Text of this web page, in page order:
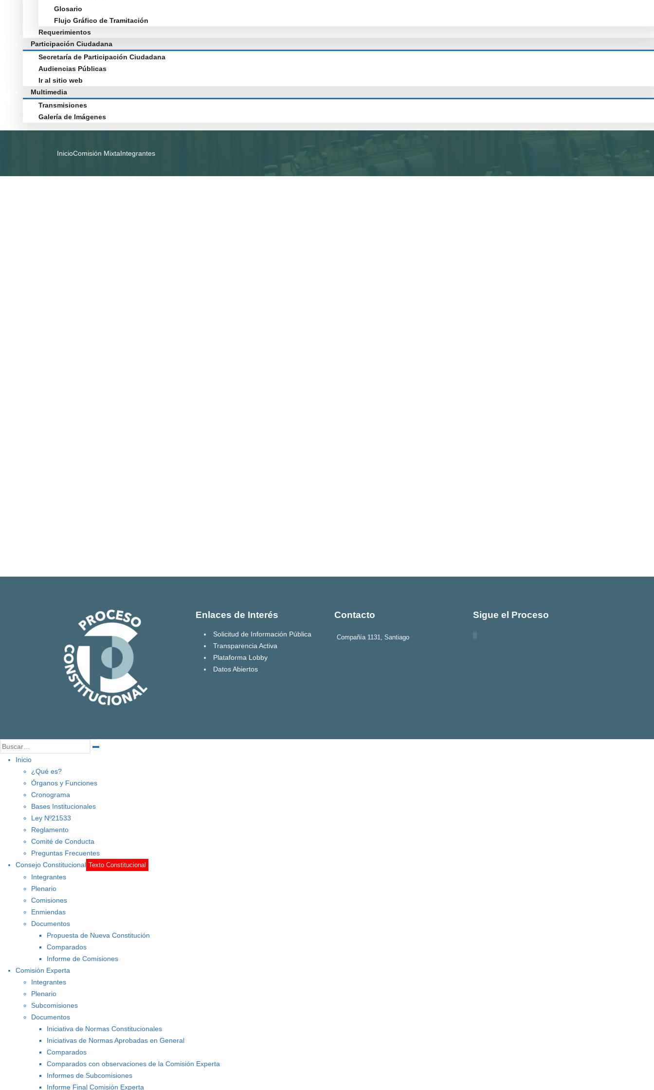
Glosario
Flujo Gráfico de Tramitación
Requerimientos
Participación Ciudadana
Secretaría de Participación Ciudadana
Audiencias Públicas
Ir al sitio web
Multimedia
Transmisiones
Galería de Imágenes
InicioComisión MixtaIntegrantes
Enlaces de Interés
Solicitud de Información Pública
Transparencia Activa
Plataforma Lobby
Datos Abiertos
Contacto
Compañía 1131, Santiago
Sigue el Proceso
Inicio
¿Qué es?
Órganos y Funciones
Cronograma
Bases Institucionales
Ley Nº21533
Reglamento
Comité de Conducta
Preguntas Frecuentes
Consejo Constitucional Texto Constitucional
Integrantes
Plenario
Comisiones
Enmiendas
Documentos
Propuesta de Nueva Constitución
Comparados
Informe de Comisiones
Comisión Experta
Integrantes
Plenario
Subcomisiones
Documentos
Iniciativa de Normas Constitucionales
Iniciativas de Normas Aprobadas en General
Comparados
Comparados con observaciones de la Comisión Experta
Informes de Subcomisiones
Informe Final Comisión Experta